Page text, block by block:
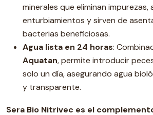
minerales que eliminan impurezas,
enturbiamientos y sirven de
bacterias beneficiosas.
Agua lista en 24 horas:
Aquatan, permite introducir
solo un día, asegurando agua
y transparente.
Sera Bio Nitrivec es el